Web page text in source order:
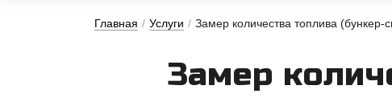
Главная / Услуги / Замер количества топлива (бункер-
За­мер